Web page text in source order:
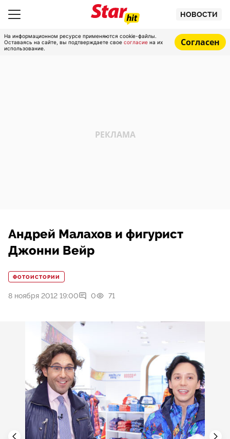
НОВОСТИ
На информационном ресурсе применяются cookie-файлы.
Оставаясь на сайте, вы подтверждаете свое согласие на их
использование.
Согласен
Андрей Малахов и фигурист
Джонни Вейр
ФОТОИСТОРИИ
8 ноября 2012 19:00 0 71